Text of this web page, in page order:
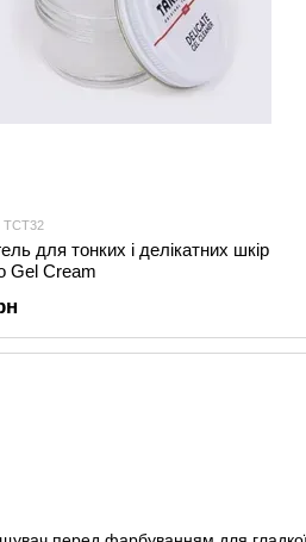
TCT32
для тонких і делікатних шкір
Gel Cream